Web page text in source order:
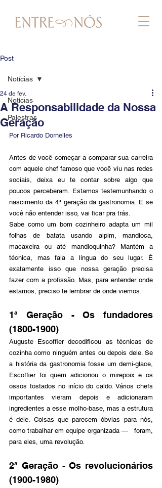
Post
Notícias
Palestras
Notícias
A Responsabilidade da Nossa
Geração
24 de fev.
Por Ricardo Dornelles
Antes de você começar a comparar sua carreira
com aquele chef famoso que você viu nas redes
sociais, deixa eu te contar sobre algo que
poucos perceberam. Estamos testemunhando o
nascimento da 4ª geração da gastronomia. E se
você não entender isso, vai ficar pra trás.
Sabe como um bom cozinheiro adapta um mil
folhas de batata usando aipim, mandioca,
macaxeira ou até mandioquinha? Mantém a
técnica, mas fala a língua do seu lugar. É
exatamente isso que nossa geração precisa
fazer com a profissão. Mas, para entender onde
estamos, preciso te lembrar de onde viemos.
1ª Geração - Os fundadores
(1800-1900)
Auguste Escoffier decodificou as técnicas de
cozinha como ninguém antes ou depois dele. Se
a história da gastronomia fosse um demi-glace,
Escoffier foi quem adicionou o mirepoix e os
ossos tostados no início do caldo. Vários chefs
importantes vieram depois e adicionaram
ingredientes a esse molho-base, mas a estrutura
é dele. Coisas que parecem óbvias para nós,
como trabalhar em equipe organizada —   foram,
para eles, uma revolução.
2ª Geração - Os revolucionários
(1900-1980)